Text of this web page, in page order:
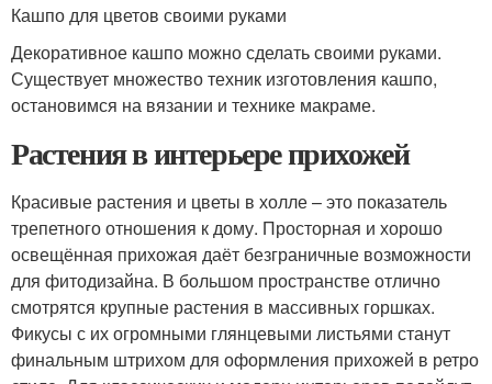
Кашпо для цветов своими руками
Декоративное кашпо можно сделать своими руками.
Существует множество техник изготовления кашпо,
остановимся на вязании и технике макраме.
Растения в интерьере прихожей
Красивые растения и цветы в холле – это показатель
трепетного отношения к дому. Просторная и хорошо
освещённая прихожая даёт безграничные возможности
для фитодизайна. В большом пространстве отлично
смотрятся крупные растения в массивных горшках.
Фикусы с их огромными глянцевыми листьями станут
финальным штрихом для оформления прихожей в ретро